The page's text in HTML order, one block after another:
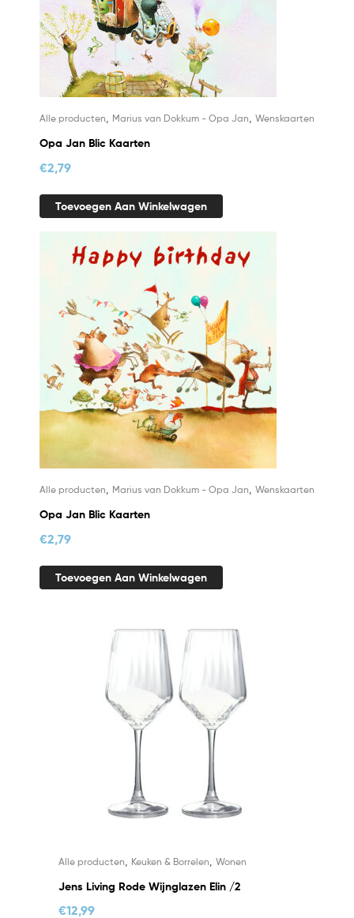
Alle producten Marius van Dokkum - Opa Jan Wenskaarten
Opa Jan Blic Kaarten
€2,79
Toevoegen Aan Winkelwagen
Alle producten, Marius van Dokkum - Opa Jan, Wenskaarten
Opa Jan Blic Kaarten
€2,79
Toevoegen Aan Winkelwagen
Alle producten Keuken & Borrelen Wonen
Jens Living Rode Wijnglazen Elin /2
€12,99